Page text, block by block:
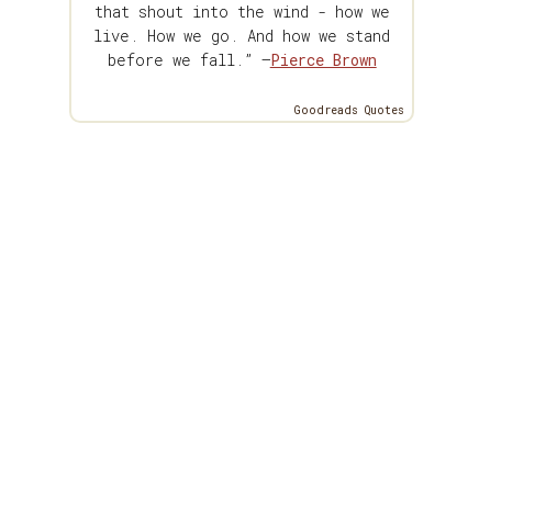
that shout into the wind - how we
live. How we go. And how we stand
before we fall.” —Pierce Brown
Goodreads Quotes